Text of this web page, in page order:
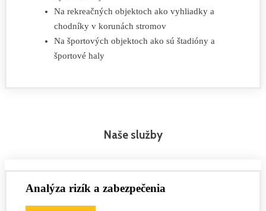
Na rekreačných objektoch ako vyhliadky a
chodníky v korunách stromov
Na športových objektoch ako sú štadióny a
športové haly
Naše služby
Analýza rizík a zabezpečenia